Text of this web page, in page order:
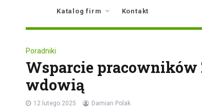
Katalog firm Kontakt
Poradniki
Wsparcie pracowników
wdowią
12 lutego 2025 Damian Polak